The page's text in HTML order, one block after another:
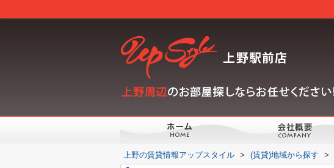
上野の賃貸情報アップスタイル > (賃貸)地域から探す >